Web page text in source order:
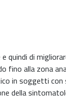
quindi di
fino alla zona
in soggetti
della